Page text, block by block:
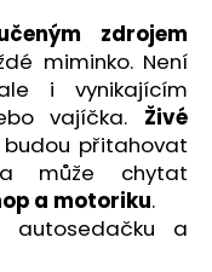
zdrojem
miminko. Není
i vynikajícím
vajíčka. Živé
přitahovat
může chytat
a motoriku.
a